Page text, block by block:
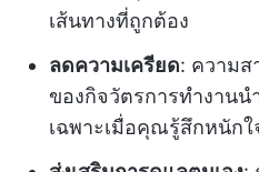
เส้นทางที่ถูกต้อง
ลดความเครียด: ความ
ของกิจวัตรการทำงานน
เฉพาะเมื่อคุณรู้สึกหนักใ